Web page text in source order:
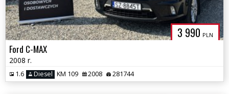
3 990 PLN
Ford C-MAX
2008 r.
1.6 Diesel KM 109 2008 281744